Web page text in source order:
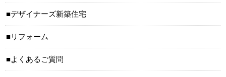
デザイナーズ新築住宅
リフォーム
よくあるご質問